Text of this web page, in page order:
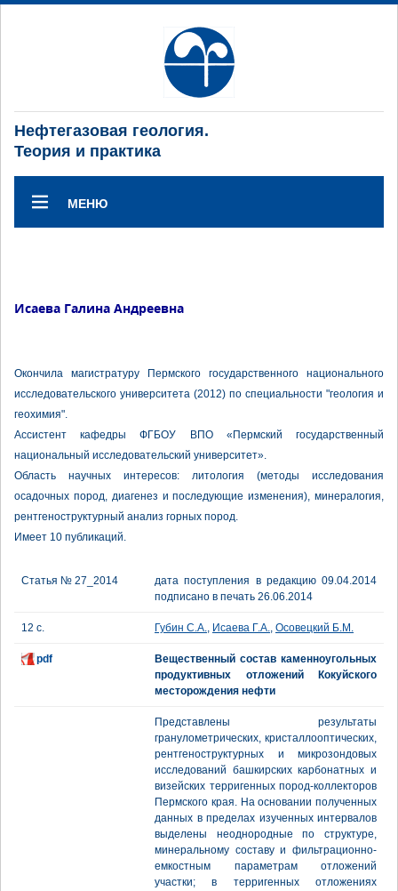
Нефтегазовая геология.
Теория и практика
МЕНЮ
Исаева Галина Андреевна
Окончила магистратуру Пермского государственного национального
исследовательского университета (2012) по специальности "геология и
геохимия".
Ассистент кафедры ФГБОУ ВПО «Пермский государственный
национальный исследовательский университет».
Область научных интересов: литология (методы исследования
осадочных пород, диагенез и последующие изменения), минералогия,
рентгеноструктурный анализ горных пород.
Имеет 10 публикаций.
Статья № 27_2014
дата поступления в редакцию 09.04.2014
подписано в печать 26.06.2014
12 с. Губин С.А., Исаева Г.А., Осовецкий Б.М.
pdf
Вещественный состав каменноугольных
продуктивных отложений Кокуйского
месторождения нефти
Представлены результаты
гранулометрических, кристаллооптических,
рентгеноструктурных и микрозондовых
исследований башкирских карбонатных и
визейских терригенных пород-коллекторов
Пермского края. На основании полученных
данных в пределах изученных интервалов
выделены неоднородные по структуре,
минеральному составу и фильтрационно-
емкостным параметрам отложений
участки; в терригенных отложениях